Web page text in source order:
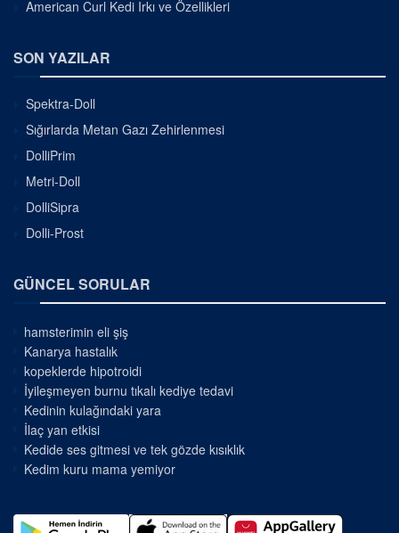
American Curl Kedi Irkı ve Özellikleri
SON YAZILAR
Spektra-Doll
Sığırlarda Metan Gazı Zehirlenmesi
DolliPrim
Metri-Doll
DolliSipra
Dolli-Prost
GÜNCEL SORULAR
hamsterimin eli şiş
Kanarya hastalık
kopeklerde hipotroidi
İyileşmeyen burnu tıkalı kediye tedavi
Kedinin kulağındaki yara
İlaç yan etkisi
Kedide ses gitmesi ve tek gözde kısıklık
Kedim kuru mama yemiyor